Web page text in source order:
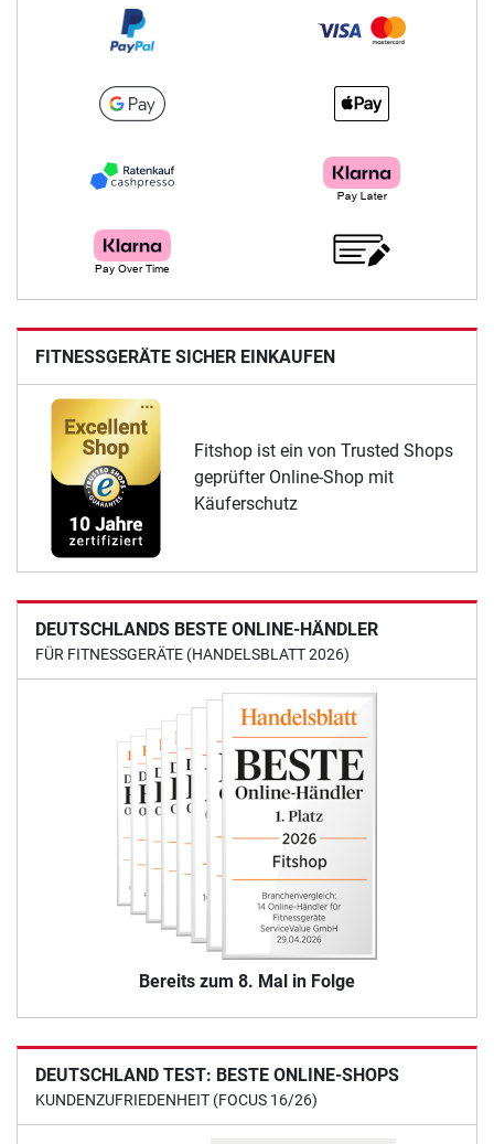
FITNESSGERÄTE SICHER EINKAUFEN
Fitshop ist ein von Trusted Shops
geprüfter Online-Shop mit
Käuferschutz
DEUTSCHLANDS BESTE ONLINE-HÄNDLER
FÜR FITNESSGERÄTE (HANDELSBLATT 2026)
Bereits zum 8. Mal in Folge
DEUTSCHLAND TEST: BESTE ONLINE-SHOPS
KUNDENZUFRIEDENHEIT (FOCUS 16/26)